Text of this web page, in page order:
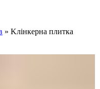
» Kлінкерна плитка